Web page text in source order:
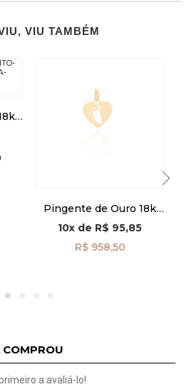
VIU TAMBÉM
Pingente de Ouro 18k
Coração com Pézinho
Vazado pi24472
10x de R$ 95,85
R$ 958,50
a avaliá-lo!